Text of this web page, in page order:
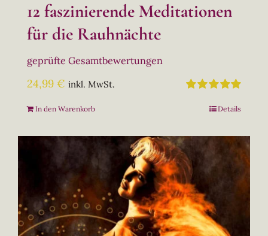
12 faszinierende Meditationen
für die Rauhnächte
5.00von
geprüfte Gesamtbewertungen
24,99 € inkl. MwSt.
In den Warenkorb Details